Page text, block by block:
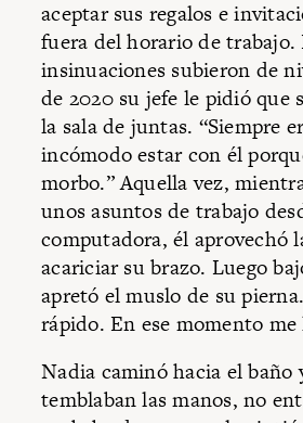
aceptar sus regalos e
fuera del horario de trabajo.
insinuaciones subieron de
de 2020 su jefe le pidió que
la sala de juntas. “Siempre
incómodo estar con él
morbo.” Aquella vez,
unos asuntos de trabajo
computadora, él aprovechó
acariciar su brazo. Luego
apretó el muslo de su
rápido. En ese momento
Nadia caminó hacia el baño
temblaban las manos, no